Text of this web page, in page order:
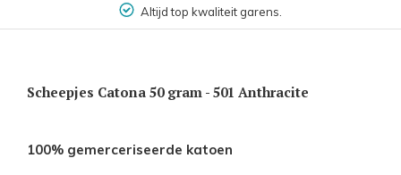
Altijd top kwaliteit garens.
Scheepjes Catona 50 gram - 501 Anthracite
100% gemerceriseerde katoen